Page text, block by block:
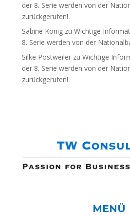
der 8. Serie werden von der
zurückgerufen!
Sabine Königzu Wichtige
8. Serie werden von der
Silke Postweilerzu Wichtige
der 8. Serie werden von der
zurückgerufen!
MENÜ